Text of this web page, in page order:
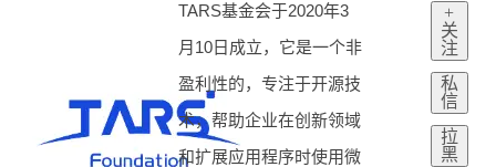
TARS基金会于2020年3
月10日成立，它是一个非
盈利性的，专注于开源技
术，帮助企业在创新领域
和扩展应用程序时使用微
+
关
注
私
信
拉
黑